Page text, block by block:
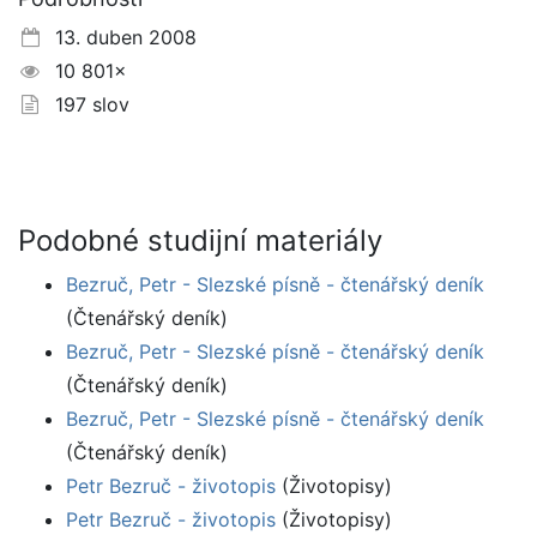
13. duben 2008
10 801×
197 slov
Podobné studijní materiály
Bezruč, Petr - Slezské písně - čtenářský deník
(Čtenářský deník)
Bezruč, Petr - Slezské písně - čtenářský deník
(Čtenářský deník)
Bezruč, Petr - Slezské písně - čtenářský deník
(Čtenářský deník)
Petr Bezruč - životopis (Životopisy)
Petr Bezruč - životopis (Životopisy)